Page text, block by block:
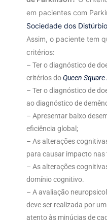
em pacientes com
Sociedade dos
Assim, o paciente tem
critérios:
– Ter o diagnóstico de
critérios doQueen
– Ter o diagnóstico de
ao diagnóstico de
– Apresentar baixo
eficiência global;
– As alterações
para causar impacto
– As alterações
domínio cognitivo.
– A avaliação
deve ser realizada por
atento às minúcias de